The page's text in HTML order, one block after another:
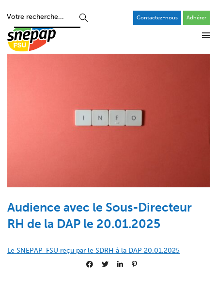
Contactez-nous Adhérer
Audience avec le Sous-Directeur
RH de la DAP le 20.01.2025
Le SNEPAP-FSU reçu par le SDRH à la DAP 20.01.2025